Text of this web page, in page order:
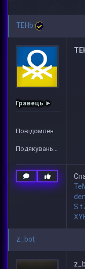
TEHb
Гравець ►
Повідомлень: 7
Подякувань: 24
z_bot